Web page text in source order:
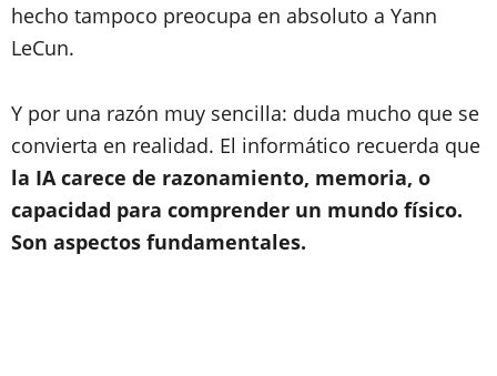
hecho tampoco preocupa en absoluto a Yann
LeCun.
Y por una razón muy sencilla: duda mucho que se
convierta en realidad. El informático recuerda que
la IA carece de razonamiento, memoria, o
capacidad para comprender un mundo físico.
Son aspectos fundamentales.